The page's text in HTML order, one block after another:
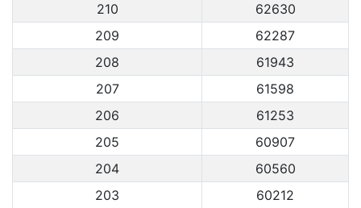
210
62630
209
62287
208
61943
207
61598
206
61253
205
60907
204
60560
203
60212